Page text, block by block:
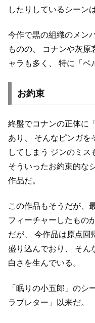
したりしているシーン
今作で黒の組織のメン
ものの、
コナンや灰原
ャラも多く、
特に「ベ
お約束
終盤でコナンの正体に
あり、
そんなピンガを
してしまう ジンのミス
そういったお約束的な
作品だ。
この作品もそうだが、
フィーチャーしたもの
だが、
今作品は原点回
盛り込んでおり、
そん
白さを生んでいる。
「眠りの小五郎」のシ
ラブレター」以来だ。